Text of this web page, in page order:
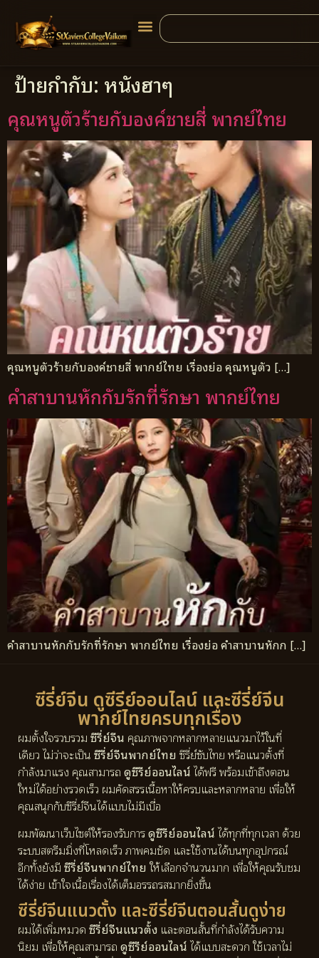
ป้ายกำกับ: หนังฮาๆ
คุณหนูตัวร้ายกับองค์ชายสี่ พากย์ไทย
คุณหนูตัวร้ายกับองค์ชายสี่ พากย์ไทย เรื่องย่อ คุณหนูตัว […]
คำสาบานหักกับรักที่รักษา พากย์ไทย
คำสาบานหักกับรักที่รักษา พากย์ไทย เรื่องย่อ คำสาบานหักก […]
ซีรี่ย์จีน ดูซีรีย์ออนไลน์ และซีรี่ย์จีน
พากย์ไทยครบทุกเรื่อง
ผมตั้งใจรวบรวมซีรี่ย์จีน คุณภาพจากหลากหลายแนวมาไว้ในที่
เดียว ไม่ว่าจะเป็นซีรี่ย์จีนพากย์ไทยซีรี่ย์ซับไทย หรือแนวตั้งที่
กำลังมาแรง คุณสามารถดูซีรีย์ออนไลน์ได้ฟรี พร้อมเข้าถึงตอน
ใหม่ได้อย่างรวดเร็ว ผมคัดสรรเนื้อหาให้ครบและหลากหลาย เพื่อให้
คุณสนุกกับซีรี่ย์จีนได้แบบไม่มีเบื่อ
ผมพัฒนาเว็บไซต์ให้รองรับการดูซีรีย์ออนไลน์ได้ทุกที่ทุกเวลา ด้วย
ระบบสตรีมมิ่งที่โหลดเร็ว ภาพคมชัด และใช้งานได้บนทุกอุปกรณ์
อีกทั้งยังมีซีรี่ย์จีนพากย์ไทยให้เลือกจำนวนมาก เพื่อให้คุณรับชม
ได้ง่าย เข้าใจเนื้อเรื่องได้เต็มอรรถรสมากยิ่งขึ้น
ซีรี่ย์จีนแนวตั้ง และซีรี่ย์จีนตอนสั้นดูง่าย
ผมได้เพิ่มหมวดซีรี่ย์จีนแนวตั้ง และตอนสั้นที่กำลังได้รับความ
นิยม เพื่อให้คุณสามารถดูซีรีย์ออนไลน์ได้แบบสะดวก ใช้เวลาไม่